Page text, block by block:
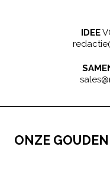
IDEE
ONZE